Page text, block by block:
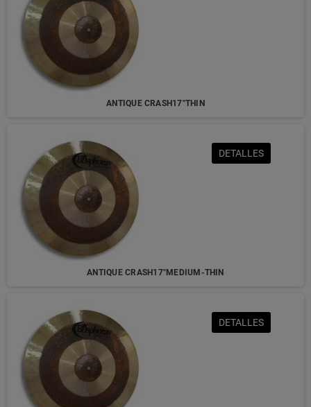
ANTIQUE CRASH17"THIN
ANTIQUE CRASH17"MEDIUM-THIN
DETALLES
DETALLES